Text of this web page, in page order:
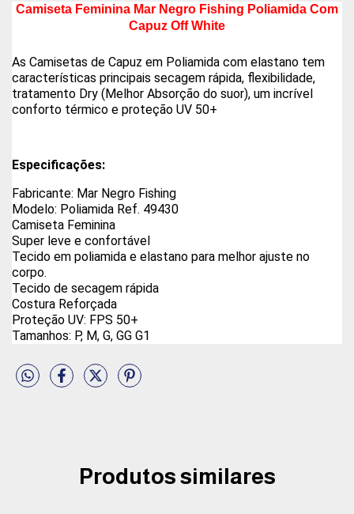
Camiseta Feminina Mar Negro Fishing Poliamida Com
Capuz Off White
As Camisetas de Capuz em Poliamida com elastano tem
características principais secagem rápida, flexibilidade,
tratamento Dry (Melhor Absorção do suor), um incrível
conforto térmico e proteção UV 50+
Especificações:
Fabricante: Mar Negro Fishing
Modelo: Poliamida Ref. 49430
Camiseta Feminina
Super leve e confortável
Tecido em poliamida e elastano para melhor ajuste no
corpo.
Tecido de secagem rápida
Costura Reforçada
Proteção UV: FPS 50+
Tamanhos: P, M, G, GG G1
Produtos similares